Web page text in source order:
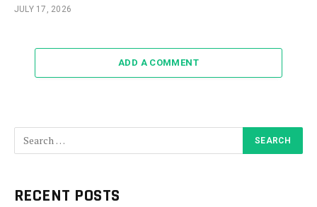
JULY 17, 2026
ADD A COMMENT
RECENT POSTS